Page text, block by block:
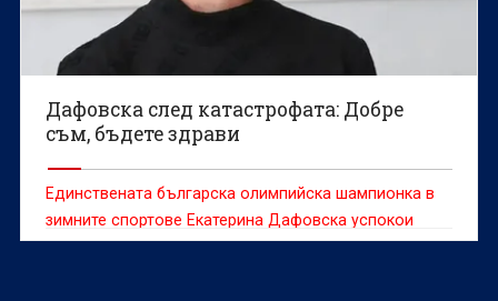
Дафовска след катастрофата: Добре
съм, бъдете здрави
Единствената българска олимпийска шампионка в
зимните спортове Екатерина Дафовска успокои
фенове и приятели след претърпяната катастрофа.